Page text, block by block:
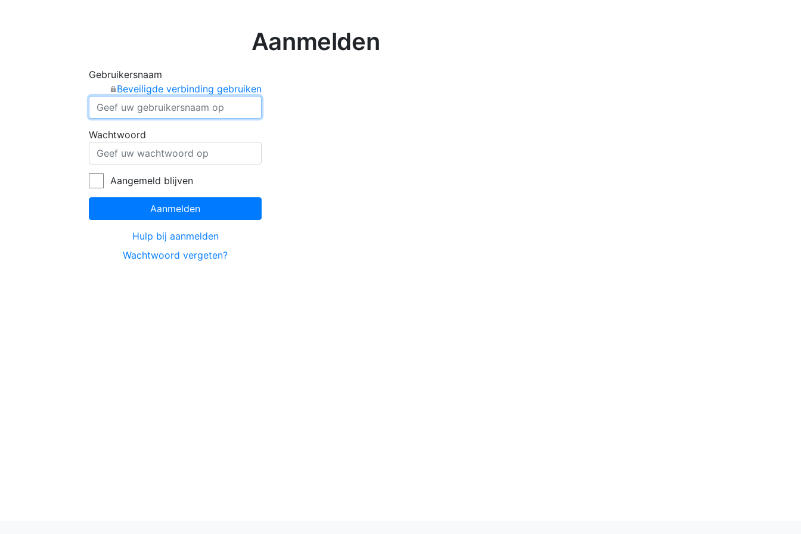
Aanmelden
Gebruikersnaam
Beveiligde verbinding gebruiken
Wachtwoord
Aangemeld blijven
Aanmelden
Hulp bij aanmelden
Wachtwoord vergeten?